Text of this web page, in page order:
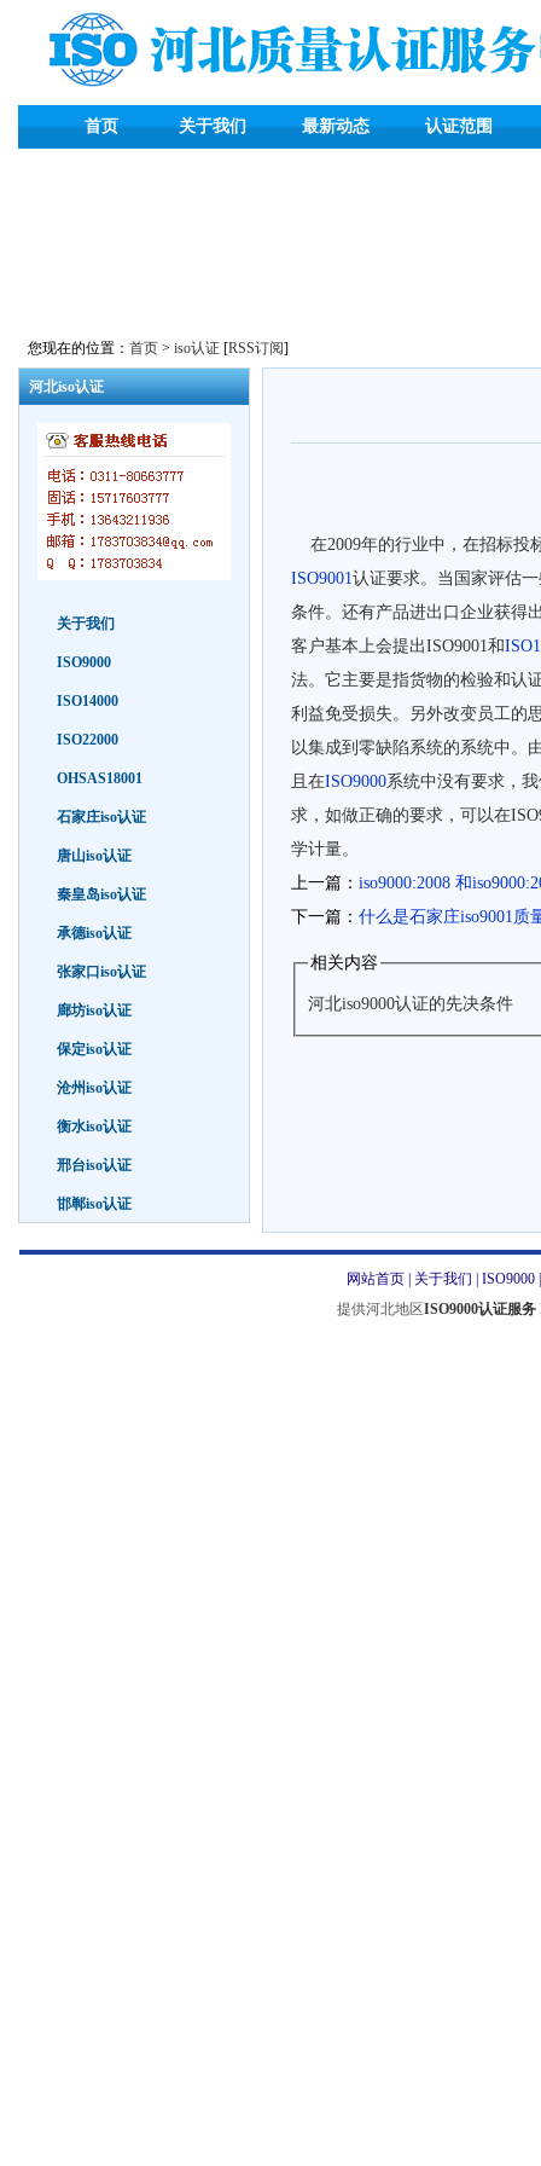
首页 关于我们 最新动态 认证范围
您现在的位置： 首页 > iso认证 [RSS订阅]
河北iso认证
关于我们
ISO9000
ISO14000
ISO22000
OHSAS18001
石家庄iso认证
唐山iso认证
秦皇岛iso认证
承德iso认证
张家口iso认证
廊坊iso认证
保定iso认证
沧州iso认证
衡水iso认证
邢台iso认证
邯郸iso认证
在2009年的行业中，在招标投
ISO9001认证要求。当国家评估
条件。还有产品进出口企业获得
客户基本上会提出ISO9001和
法。它主要是指货物的检验和认
利益免受损失。另外改变员工的
以集成到零缺陷系统的系统中。
且在ISO9000系统中没有要求，
求，如做正确的要求，可以在
学计量。
上一篇： iso9000:2008 和
下一篇： 什么是石家庄iso9001质
相关内容
河北iso9000认证的先决条件
网站首页| 关于我们 ISO9000
提供河北地区ISO9000认证服务